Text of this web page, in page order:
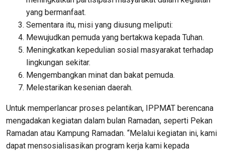
yang bermanfaat.
Sementara itu, misi yang diusung meliputi:
Mewujudkan pemuda yang bertakwa kepada Tuhan.
Meningkatkan kepedulian sosial masyarakat terhadap
lingkungan sekitar.
Mengembangkan minat dan bakat pemuda.
Melestarikan kesenian daerah.
Untuk memperlancar proses pelantikan, IPPMAT berencana
mengadakan kegiatan dalam bulan Ramadan, seperti Pekan
Ramadan atau Kampung Ramadan. “Melalui kegiatan ini, kami
dapat mensosialisasikan program kerja kami kepada